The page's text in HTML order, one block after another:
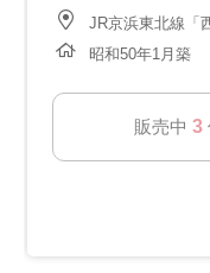
JR京浜東北線「
昭和50年1月築
販売中3